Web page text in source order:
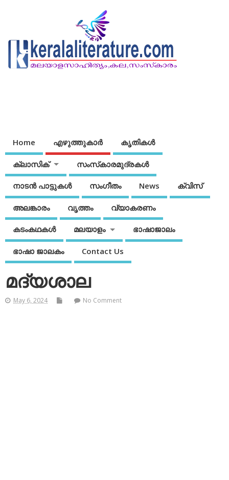
Home എഴുത്തുകാര്‍ കൃതികൾ
ക്ലാസിക് സംസ്‌കാരമുദ്രകള്‍
നാടന്‍ പാട്ടുകള്‍ സംഗീതം News ക്വിസ്
അലങ്കാരം വൃത്തം വ്യാകരണം
കടംകഥകള്‍ മലയാളം ഭാഷാജാലം
ഭാഷാ ജാലകം Contact Us
മദ്യശാല
May 6, 2024 No Comment